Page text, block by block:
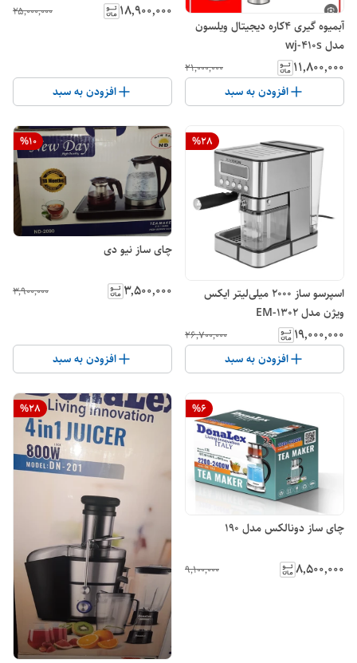
آبمیوه گیری 4کاره دیجیتال ویلسون
مدل wj-410s
۱۱٬۸۰۰٬۰۰۰ ۲۱٬۰۰۰٬۰۰۰
افزودن به سبد
۱۸٬۹۰۰٬۰۰۰ ۲۵٬۰۰۰٬۰۰۰
افزودن به سبد
%28
اسپرسو ساز 2000 میلی‌لیتر ایکس
ویژن مدل EM-1302
۱۹٬۰۰۰٬۰۰۰ ۲۶٬۷۰۰٬۰۰۰
افزودن به سبد
%10
چای ساز نیو دی
۳٬۵۰۰٬۰۰۰ ۳٬۹۰۰٬۰۰۰
افزودن به سبد
%6
چای ساز دونالکس مدل ۱۹۰
۸٬۵۰۰٬۰۰۰ ۹٬۱۰۰٬۰۰۰
%28